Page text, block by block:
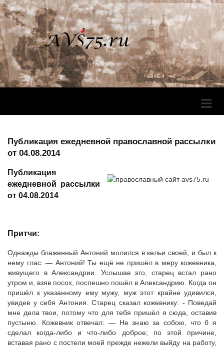
Публикация ежедневной православной рассылки
от 04.08.2014
Публикация
ежедневной рассылки
от 04.08.2014
Притчи:
Однажды блаженный Антоний молился в кельи своей, и был к
нему глас: — Антоний! Ты ещё не пришёл в меру кожевника,
живущего в Александрии. Услышав это, старец встал рано
утром и, взяв посох, поспешно пошёл в Александрию. Когда он
пришёл к указанному ему мужу, муж этот крайне удивился,
увидев у себя Антония. Старец сказал кожевнику: - Поведай
мне дела твои, потому что для тебя пришёл я сюда, оставив
пустыню. Кожевник отвечал: — Не знаю за собою, что б я
сделал когда-либо и что-либо доброе; по этой причине,
вставая рано с постели моей прежде нежели выйду на работу,